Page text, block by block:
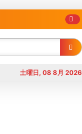
土曜日, 08 8月 2026